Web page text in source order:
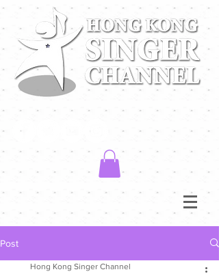
Post
Hong Kong Singer Channel